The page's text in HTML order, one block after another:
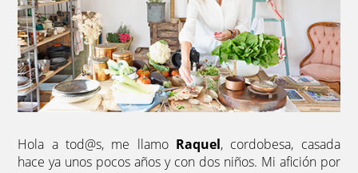
Hola a tod@s, me llamo Raquel, cordobesa, casada
hace ya unos pocos años y con dos niños. Mi afición por